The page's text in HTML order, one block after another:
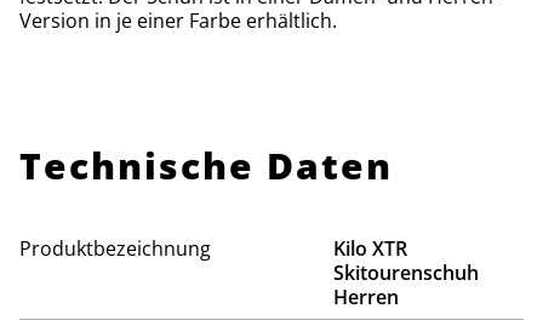
Version in je einer Farbe erhältlich.
Technische Daten
Produktbezeichnung
Kilo XTR
Skitourenschuh
Herren